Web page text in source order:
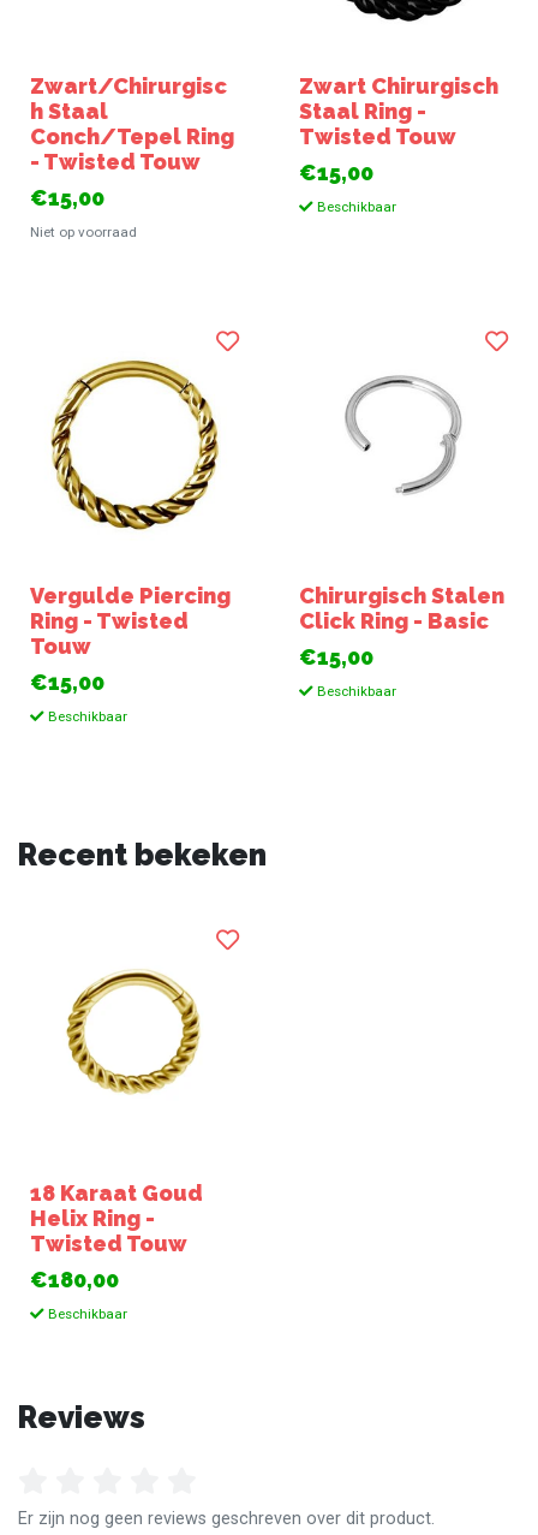
Zwart/Chirurgisc
h Staal
Conch/Tepel Ring
- Twisted Touw
€15,00
Niet op voorraad
Zwart Chirurgisch
Staal Ring -
Twisted Touw
€15,00
Beschikbaar
Vergulde Piercing
Ring - Twisted
Touw
€15,00
Beschikbaar
Chirurgisch Stalen
Click Ring - Basic
€15,00
Beschikbaar
Recent bekeken
18 Karaat Goud
Helix Ring -
Twisted Touw
€180,00
Beschikbaar
Reviews
Er zijn nog geen reviews geschreven over dit product.